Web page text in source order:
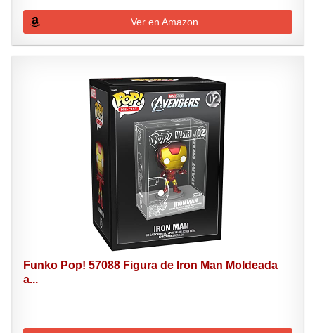
Ver en Amazon
Funko Pop! 57088 Figura de Iron Man Moldeada
a...